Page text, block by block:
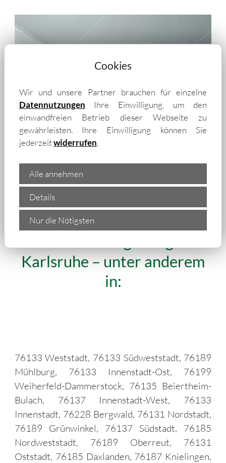
„Wir liefern isolierte
Trapezbleche und Isopaneele
Karlsruhe – unter anderem
in:
76133 Weststadt, 76133 Südweststadt, 76189
Mühlburg, 76133 Innenstadt-Ost, 76199
Weiherfeld-Dammerstock, 76135 Beiertheim-
Bulach, 76137 Innenstadt-West, 76133
Innenstadt, 76228 Bergwald, 76131 Nordstadt,
76189 Grünwinkel, 76137 Südstadt, 76185
Nordweststadt, 76189 Oberreut, 76131
Oststadt, 76185 Daxlanden, 76187 Knielingen,
Cookies
Wir und unsere Partner brauchen für einzelne
Datennutzungen Ihre Einwilligung, um den
einwandfreien Betrieb dieser Webseite zu
gewährleisten. Ihre Einwilligung können Sie
jederzeitwiderrufen.
Alle annehmen
Details
Nur die Nötigsten